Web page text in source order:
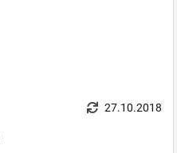
27.10.2018